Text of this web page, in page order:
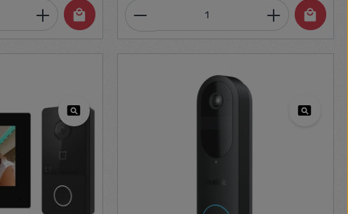
vagy használja a gombokat a
Adja meg a kívánt mennyiséget, vagy
Termékmennyiség: Adja